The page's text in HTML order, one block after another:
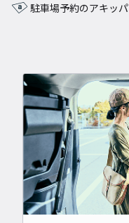
駐車場予約のアキッパ